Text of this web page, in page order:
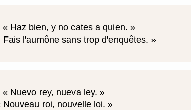
Haz bien, y no cates a quien.
Fais l'aumône sans trop d'enquêtes.
Nuevo rey, nueva ley.
Nouveau roi, nouvelle loi.